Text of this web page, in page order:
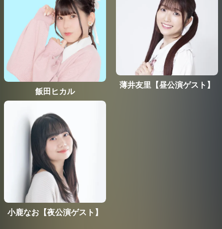
飯田ヒカル
薄井友里【昼公演ゲスト】
小鹿なお【夜公演ゲスト】